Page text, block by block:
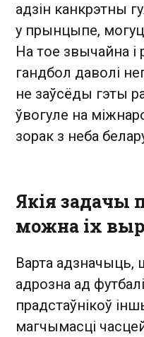
адзін канкрэтны
у прынцыпе,
На тое звычайна і
гандбол даволі
не заўсёды гэты
ўвогуле на
зорак з неба
Якія задачы
можна іх
Варта адзначыць,
адрозна ад
прадстаўнікоў
магчымасці